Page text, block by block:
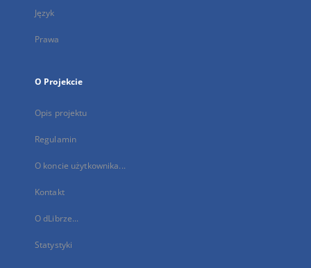
Język
Prawa
O Projekcie
Opis projektu
Regulamin
O koncie użytkownika...
Kontakt
O dLibrze...
Statystyki